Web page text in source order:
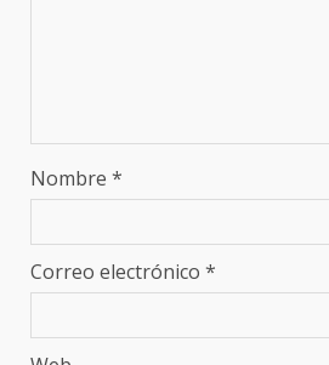
Nombre *
Correo electrónico *